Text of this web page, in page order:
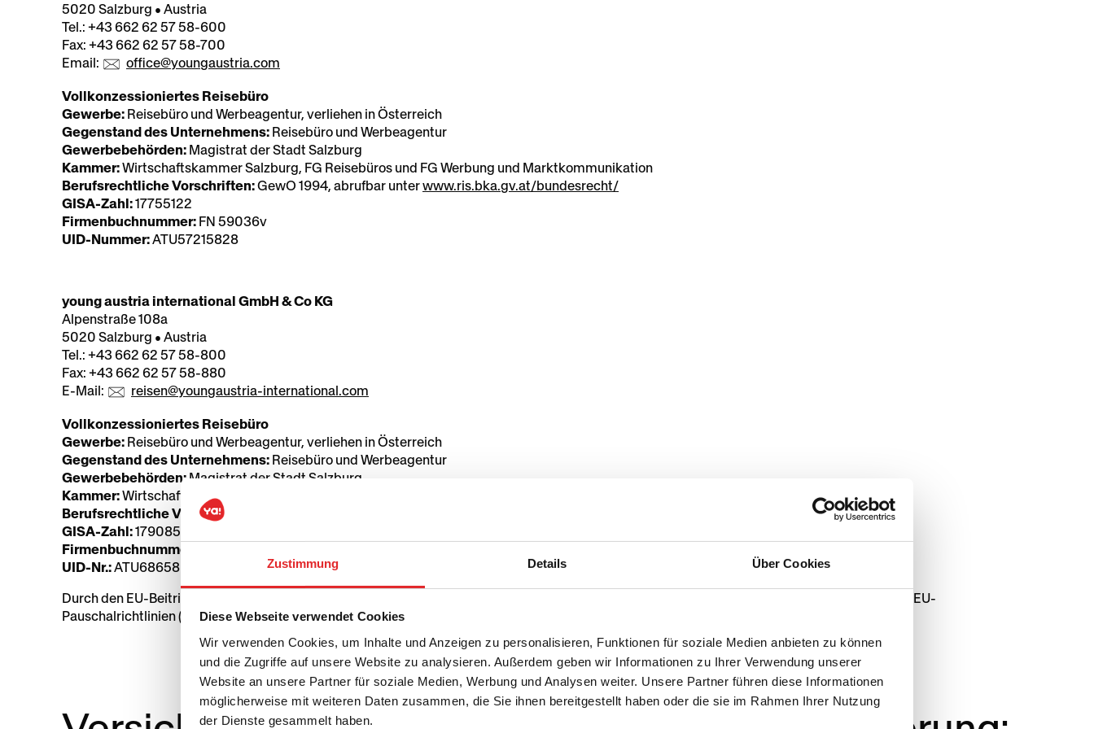
Zustimmung Details Über Cookies
Diese Webseite verwendet Cookies
Wir verwenden Cookies, um Inhalte und Anzeigen zu personalisieren, Funktionen für soziale Medien anbieten zu können
und die Zugriffe auf unsere Website zu analysieren. Außerdem geben wir Informationen zu Ihrer Verwendung unserer
Website an unsere Partner für soziale Medien, Werbung und Analysen weiter. Unsere Partner führen diese Informationen
möglicherweise mit weiteren Daten zusammen, die Sie ihnen bereitgestellt haben oder die sie im Rahmen Ihrer Nutzung
der Dienste gesammelt haben.
5020 Salzburg • Austria
Tel.: +43 662 62 57 58-600
Fax: +43 662 62 57 58-700
Email:
office@youngaustria.com
Vollkonzessioniertes Reisebüro
Gewerbe: Reisebüro und Werbeagentur, verliehen in Österreich
Gegenstand des Unternehmens: Reisebüro und Werbeagentur
Gewerbebehörden: Magistrat der Stadt Salzburg
Kammer:Wirtschaftskammer Salzburg, FG Reisebüros und FG Werbung und Marktkommunikation
Berufsrechtliche Vorschriften:GewO 1994, abrufbar unterwww.ris.bka.gv.at/bundesrecht/
GISA-Zahl:17755122
Firmenbuchnummer: FN 59036v
UID-Nummer:ATU57215828
young austria international GmbH & Co KG
Alpenstraße 108a
5020 Salzburg • Austria
Tel.: +43 662 62 57 58-800
Fax: +43 662 62 57 58-880
E-Mail:
reisen@youngaustria-international.com
Vollkonzessioniertes Reisebüro
Gewerbe: Reisebüro und Werbeagentur, verliehen in Österreich
Gegenstand des Unternehmens: Reisebüro und Werbeagentur
Gewerbebehörden: Magistrat der Stadt Salzburg
Kammer:Wirtschaftskammer Salzburg, FG Reisebüros und FG Werbung und Marktkommunikation
Berufsrechtliche Vorschriften:
GISA-Zahl:17908566
Firmenbuchnummer:
UID-Nr.:ATU68658927
Durch den EU-Beitritt sind Reiseveranstalter rechtlich verpflichtet, den vom Kunden an den Reiseveranstalter gezahlten Reisepreis gemäß den EU-
Pauschalrichtlinien (Art. 7) abzusichern.